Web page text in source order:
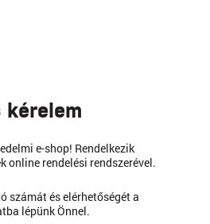
e-shop! Rendelkezik
online rendelési rendszerével.
számát és elérhetőségét a
lépünk Önnel.